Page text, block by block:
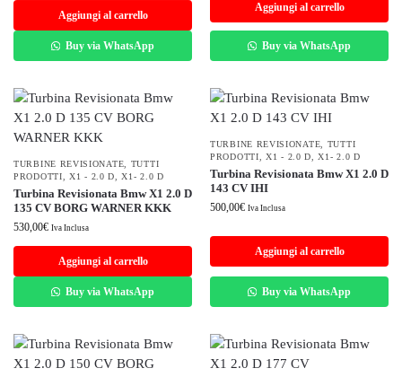
Aggiungi al carrello
Buy via WhatsApp
Aggiungi al carrello
Buy via WhatsApp
TURBINE REVISIONATE
TUTTI
PRODOTTI ,X1 - 2.0 D ,X1- 2.0 D
Turbina Revisionata Bmw X1 2.0 D
135 CV BORG WARNER KKK
530,00€ Iva Inclusa
Aggiungi al carrello
Buy via WhatsApp
TURBINE REVISIONATE
TUTTI
PRODOTTI ,X1 - 2.0 D ,X1- 2.0 D
Turbina Revisionata Bmw X1 2.0 D
143 CV IHI
500,00€ Iva Inclusa
Aggiungi al carrello
Buy via WhatsApp